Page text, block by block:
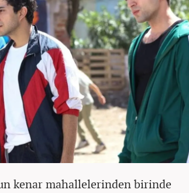
kenar mahallelerinden birinde